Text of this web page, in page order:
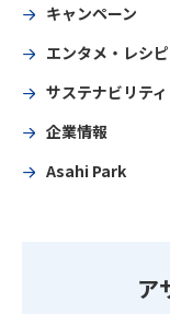
キャンペーン
エンタメ・レシピ
サステナビリティ
企業情報
Asahi Park
ア